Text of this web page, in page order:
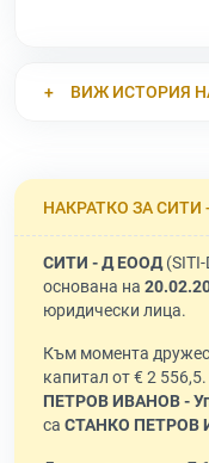
ВИЖ ИСТОРИЯ
НАКРАТКО ЗА СИТИ
СИТИ - Д ЕООД(SITI-
основана на
юридически лица.
Към момента
капитал от € 2
ПЕТРОВ ИВАНОВ -
са СТАНКО ПЕТРОВ